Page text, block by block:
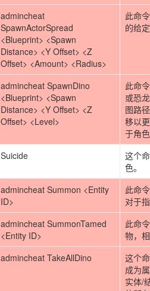
admincheat
SpawnActorSpread
<Blueprint> <Spawn
Distance> <Y Offset> <Z
Offset> <Amount> <Radius>
此命
的给
admincheat SpawnDino
<Blueprint> <Spawn
Distance> <Y Offset> <Z
Offset> <Level>
此命
或恐
图路
移以
于角
Suicide
这个
色。
admincheat Summon <Entity
ID>
此命
对于
admincheat SummonTamed
<Entity ID>
此命
物，
admincheat TakeAllDino
这个
成为
实体/